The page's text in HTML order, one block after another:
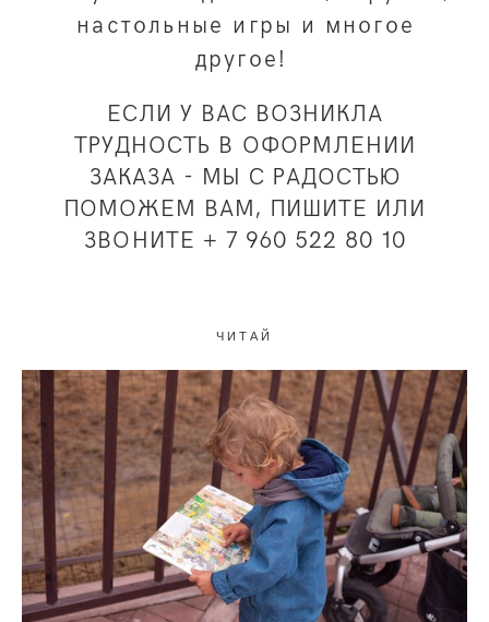
настольные игры и многое
другое!
ЕСЛИ У ВАС ВОЗНИКЛА
ТРУДНОСТЬ В ОФОРМЛЕНИИ
ЗАКАЗА - МЫ С РАДОСТЬЮ
ПОМОЖЕМ ВАМ, ПИШИТЕ ИЛИ
ЗВОНИТЕ + 7 960 522 80 10
ЧИТАЙ